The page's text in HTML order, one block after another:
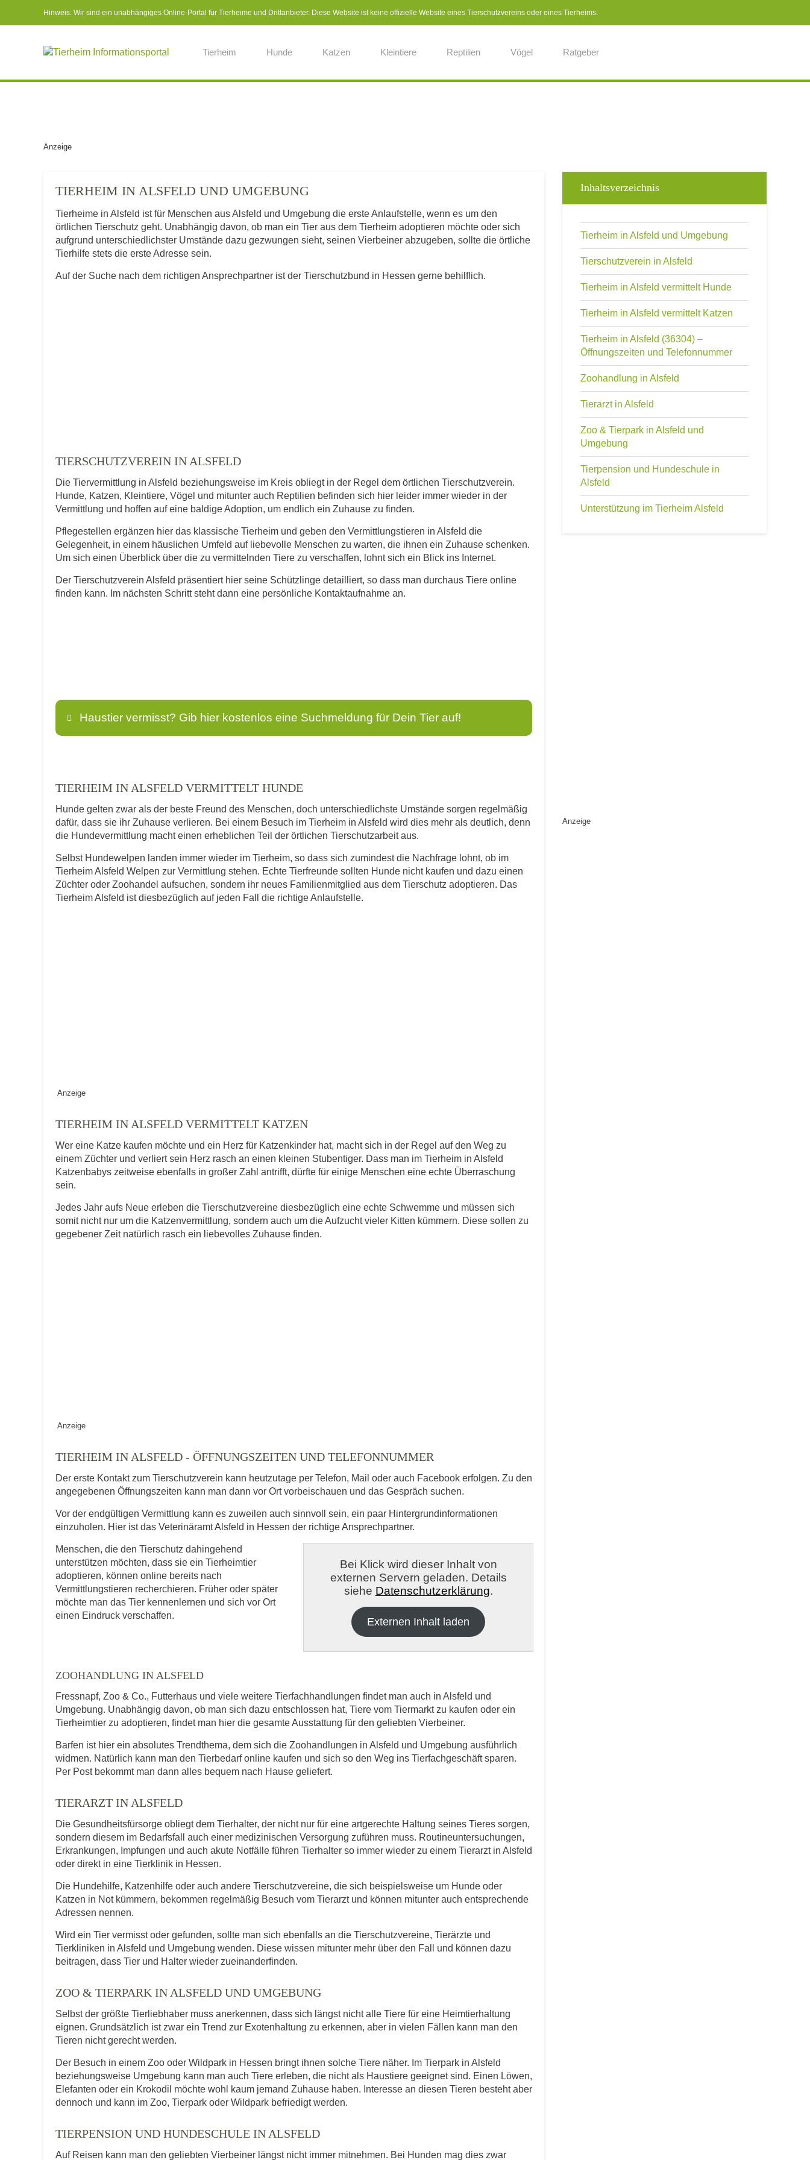
Hinweis: Wir sind ein unabhängiges Online-Portal für Tierheime und Drittanbieter. Diese Website ist keine offizielle Website eines Tierschutzvereins oder eines Tierheims.
Tierheim Hunde Katzen Kleintiere Reptilien Vögel Ratgeber
Anzeige
TIERHEIM IN ALSFELD UND UMGEBUNG
Tierheime in Alsfeld ist für Menschen aus Alsfeld und Umgebung die erste Anlaufstelle, wenn es um den
örtlichen Tierschutz geht. Unabhängig davon, ob man ein Tier aus dem Tierheim adoptieren möchte oder sich
aufgrund unterschiedlichster Umstände dazu gezwungen sieht, seinen Vierbeiner abzugeben, sollte die örtliche
Tierhilfe stets die erste Adresse sein.
Auf der Suche nach dem richtigen Ansprechpartner ist der Tierschutzbund in Hessen gerne behilflich.
TIERSCHUTZVEREIN IN ALSFELD
Die Tiervermittlung in Alsfeld beziehungsweise im Kreis obliegt in der Regel dem örtlichen Tierschutzverein.
Hunde, Katzen, Kleintiere, Vögel und mitunter auch Reptilien befinden sich hier leider immer wieder in der
Vermittlung und hoffen auf eine baldige Adoption, um endlich ein Zuhause zu finden.
Pflegestellen ergänzen hier das klassische Tierheim und geben den Vermittlungstieren in Alsfeld die
Gelegenheit, in einem häuslichen Umfeld auf liebevolle Menschen zu warten, die ihnen ein Zuhause schenken.
Um sich einen Überblick über die zu vermittelnden Tiere zu verschaffen, lohnt sich ein Blick ins Internet.
Der Tierschutzverein Alsfeld präsentiert hier seine Schützlinge detailliert, so dass man durchaus Tiere online
finden kann. Im nächsten Schritt steht dann eine persönliche Kontaktaufnahme an.
Haustier vermisst? Gib hier kostenlos eine Suchmeldung für Dein Tier auf!
E-Mail*
Alter des Tiers
Beschreibung des Tiers*
Kontaktdaten des Besitzers
Diese Daten werden zu Kontaktaufnahme veröffentlicht.
E-Mail-Adresse
Mit Absenden der Daten akzeptiere ich dieDatenschutzbedinungen..
ABSENDEN
TIERHEIM IN ALSFELD VERMITTELT HUNDE
Hunde gelten zwar als der beste Freund des Menschen, doch unterschiedlichste Umstände sorgen regelmäßig
dafür, dass sie ihr Zuhause verlieren. Bei einem Besuch im Tierheim in Alsfeld wird dies mehr als deutlich, denn
die Hundevermittlung macht einen erheblichen Teil der örtlichen Tierschutzarbeit aus.
Selbst Hundewelpen landen immer wieder im Tierheim, so dass sich zumindest die Nachfrage lohnt, ob im
Tierheim Alsfeld Welpen zur Vermittlung stehen. Echte Tierfreunde sollten Hunde nicht kaufen und dazu einen
Züchter oder Zoohandel aufsuchen, sondern ihr neues Familienmitglied aus dem Tierschutz adoptieren. Das
Tierheim Alsfeld ist diesbezüglich auf jeden Fall die richtige Anlaufstelle.
Anzeige
TIERHEIM IN ALSFELD VERMITTELT KATZEN
Wer eine Katze kaufen möchte und ein Herz für Katzenkinder hat, macht sich in der Regel auf den Weg zu
einem Züchter und verliert sein Herz rasch an einen kleinen Stubentiger. Dass man im Tierheim in Alsfeld
Katzenbabys zeitweise ebenfalls in großer Zahl antrifft, dürfte für einige Menschen eine echte Überraschung
sein.
Jedes Jahr aufs Neue erleben die Tierschutzvereine diesbezüglich eine echte Schwemme und müssen sich
somit nicht nur um die Katzenvermittlung, sondern auch um die Aufzucht vieler Kitten kümmern. Diese sollen zu
gegebener Zeit natürlich rasch ein liebevolles Zuhause finden.
Anzeige
TIERHEIM IN ALSFELD - ÖFFNUNGSZEITEN UND TELEFONNUMMER
Der erste Kontakt zum Tierschutzverein kann heutzutage per Telefon, Mail oder auch Facebook erfolgen. Zu den
angegebenen Öffnungszeiten kann man dann vor Ort vorbeischauen und das Gespräch suchen.
Vor der endgültigen Vermittlung kann es zuweilen auch sinnvoll sein, ein paar Hintergrundinformationen
einzuholen. Hier ist das Veterinäramt Alsfeld in Hessen der richtige Ansprechpartner.
Menschen, die den Tierschutz dahingehend
unterstützen möchten, dass sie ein Tierheimtier
adoptieren, können online bereits nach
Vermittlungstieren recherchieren. Früher oder später
möchte man das Tier kennenlernen und sich vor Ort
einen Eindruck verschaffen.
Bei Klick wird dieser Inhalt von
externen Servern geladen. Details
siehe Datenschutzerklärung.
Externen Inhalt laden
ZOOHANDLUNG IN ALSFELD
Fressnapf, Zoo & Co., Futterhaus und viele weitere Tierfachhandlungen findet man auch in Alsfeld und
Umgebung. Unabhängig davon, ob man sich dazu entschlossen hat, Tiere vom Tiermarkt zu kaufen oder ein
Tierheimtier zu adoptieren, findet man hier die gesamte Ausstattung für den geliebten Vierbeiner.
Barfen ist hier ein absolutes Trendthema, dem sich die Zoohandlungen in Alsfeld und Umgebung ausführlich
widmen. Natürlich kann man den Tierbedarf online kaufen und sich so den Weg ins Tierfachgeschäft sparen.
Per Post bekommt man dann alles bequem nach Hause geliefert.
TIERARZT IN ALSFELD
Die Gesundheitsfürsorge obliegt dem Tierhalter, der nicht nur für eine artgerechte Haltung seines Tieres sorgen,
sondern diesem im Bedarfsfall auch einer medizinischen Versorgung zuführen muss. Routineuntersuchungen,
Erkrankungen, Impfungen und auch akute Notfälle führen Tierhalter so immer wieder zu einem Tierarzt in Alsfeld
oder direkt in eine Tierklinik in Hessen.
Die Hundehilfe, Katzenhilfe oder auch andere Tierschutzvereine, die sich beispielsweise um Hunde oder
Katzen in Not kümmern, bekommen regelmäßig Besuch vom Tierarzt und können mitunter auch entsprechende
Adressen nennen.
Wird ein Tier vermisst oder gefunden, sollte man sich ebenfalls an die Tierschutzvereine, Tierärzte und
Tierkliniken in Alsfeld und Umgebung wenden. Diese wissen mitunter mehr über den Fall und können dazu
beitragen, dass Tier und Halter wieder zueinanderfinden.
ZOO & TIERPARK IN ALSFELD UND UMGEBUNG
Selbst der größte Tierliebhaber muss anerkennen, dass sich längst nicht alle Tiere für eine Heimtierhaltung
eignen. Grundsätzlich ist zwar ein Trend zur Exotenhaltung zu erkennen, aber in vielen Fällen kann man den
Tieren nicht gerecht werden.
Der Besuch in einem Zoo oder Wildpark in Hessen bringt ihnen solche Tiere näher. Im Tierpark in Alsfeld
beziehungsweise Umgebung kann man auch Tiere erleben, die nicht als Haustiere geeignet sind. Einen Löwen,
Elefanten oder ein Krokodil möchte wohl kaum jemand Zuhause haben. Interesse an diesen Tieren besteht aber
dennoch und kann im Zoo, Tierpark oder Wildpark befriedigt werden.
TIERPENSION UND HUNDESCHULE IN ALSFELD
Auf Reisen kann man den geliebten Vierbeiner längst nicht immer mitnehmen. Bei Hunden mag dies zwar
Inhaltsverzeichnis
Tierheim in Alsfeld und Umgebung
Tierschutzverein in Alsfeld
Tierheim in Alsfeld vermittelt Hunde
Tierheim in Alsfeld vermittelt Katzen
Tierheim in Alsfeld (36304) –
Öffnungszeiten und Telefonnummer
Zoohandlung in Alsfeld
Tierarzt in Alsfeld
Zoo & Tierpark in Alsfeld und
Umgebung
Tierpension und Hundeschule in
Alsfeld
Unterstützung im Tierheim Alsfeld
Anzeige